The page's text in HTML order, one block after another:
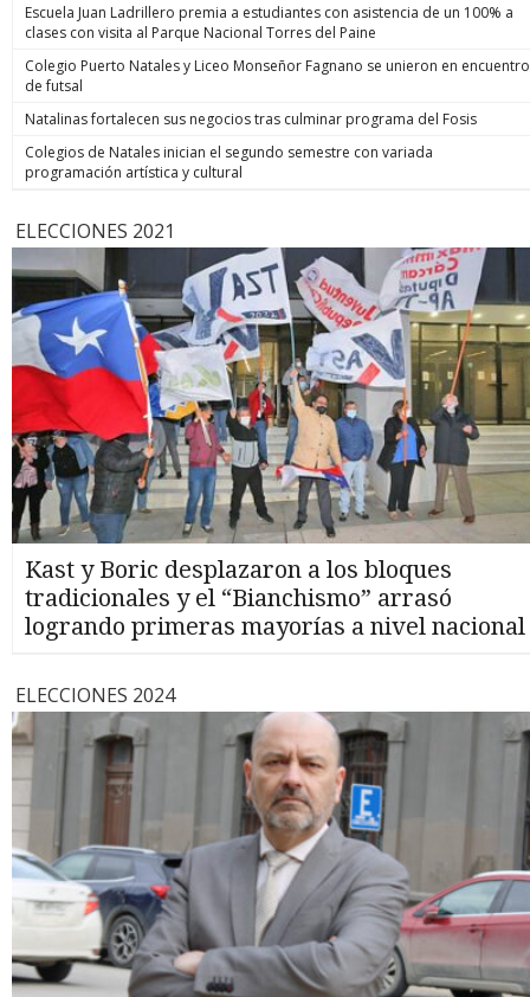
Escuela Juan Ladrillero premia a estudiantes con asistencia de un 100% a
clases con visita al Parque Nacional Torres del Paine
Colegio Puerto Natales y Liceo Monseñor Fagnano se unieron en encuentro
de futsal
Natalinas fortalecen sus negocios tras culminar programa del Fosis
Colegios de Natales inician el segundo semestre con variada
programación artística y cultural
ELECCIONES 2021
Kast y Boric desplazaron a los bloques
tradicionales y el “Bianchismo” arrasó
logrando primeras mayorías a nivel nacional
ELECCIONES 2024